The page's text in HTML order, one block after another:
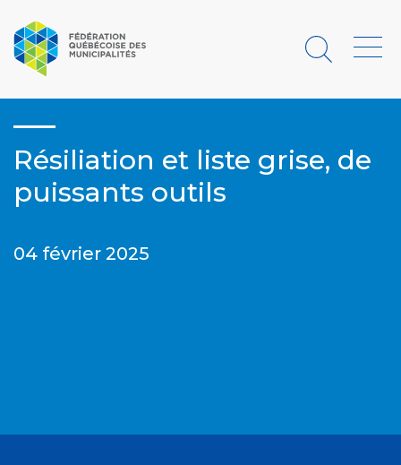
Rechercher
Résiliation et liste grise, de
puissants outils
04 février 2025